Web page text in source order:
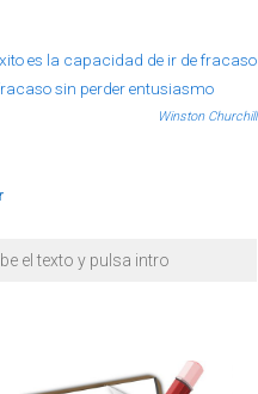
es la capacidad de ir de fracaso
sin perder entusiasmo
Winston Churchill